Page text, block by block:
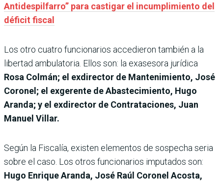
Antidespilfarro” para castigar el incumplimiento del
déficit fiscal
Los otro cuatro funcionarios accedieron también a la
libertad ambulatoria. Ellos son: la exasesora jurídica
Rosa Colmán; el exdirector de Mantenimiento, José
Coronel; el exgerente de Abastecimiento, Hugo
Aranda; y el exdirector de Contrataciones, Juan
Manuel Villar.
Según la Fiscalía, existen elementos de sospecha seria
sobre el caso. Los otros funcionarios imputados son:
Hugo Enrique Aranda, José Raúl Coronel Acosta,